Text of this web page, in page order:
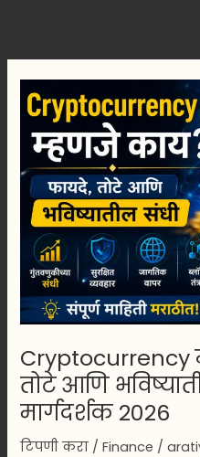
Cryptocurrency
तोटे आणि
मार्गदर्शक 2026
टिपणी करा /Finance /
Cryptocurrency
म्हणजे
काय?
फायदे,
तोटे
आणि
भविष्यातील
संधी
संपूर्ण
मार्गदर्शक
2026